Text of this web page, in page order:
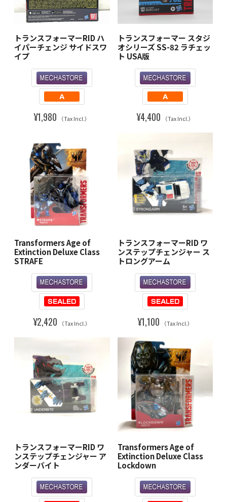
トランスフォーマーRID ハ
イパーチェンジ サイドスワ
イプ
¥1,980 （Tax Incl.）
トランスフォーマー スタジ
オシリーズ SS-82 ラチェッ
ト USA版
¥4,400 （Tax Incl.）
Transformers Age of
Extinction Deluxe Class
STRAFE
¥2,420 （Tax Incl.）
トランスフォーマーRID ワ
ンステップチェンジャー ス
トロングアーム
¥1,100 （Tax Incl.）
トランスフォーマーRID ワ
ンステップチェンジャー ア
ンダーバイト
Transformers Age of
Extinction Deluxe Class
Lockdown